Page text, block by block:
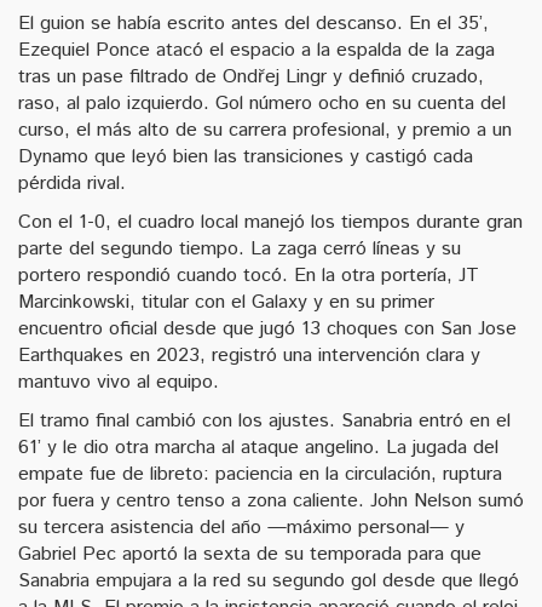
El guion se había escrito antes del descanso. En el 35’,
Ezequiel Ponce atacó el espacio a la espalda de la zaga
tras un pase filtrado de Ondřej Lingr y definió cruzado,
raso, al palo izquierdo. Gol número ocho en su cuenta del
curso, el más alto de su carrera profesional, y premio a un
Dynamo que leyó bien las transiciones y castigó cada
pérdida rival.
Con el 1-0, el cuadro local manejó los tiempos durante gran
parte del segundo tiempo. La zaga cerró líneas y su
portero respondió cuando tocó. En la otra portería, JT
Marcinkowski, titular con el Galaxy y en su primer
encuentro oficial desde que jugó 13 choques con San Jose
Earthquakes en 2023, registró una intervención clara y
mantuvo vivo al equipo.
El tramo final cambió con los ajustes. Sanabria entró en el
61’ y le dio otra marcha al ataque angelino. La jugada del
empate fue de libreto: paciencia en la circulación, ruptura
por fuera y centro tenso a zona caliente. John Nelson sumó
su tercera asistencia del año —máximo personal— y
Gabriel Pec aportó la sexta de su temporada para que
Sanabria empujara a la red su segundo gol desde que llegó